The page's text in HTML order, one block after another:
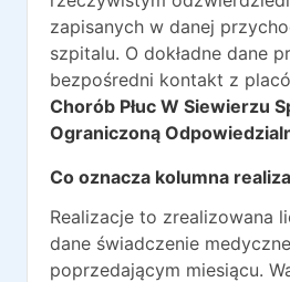
zapisanych w danej
szpitalu. O dokładne dane
bezpośredni kontakt z
Chorób Płuc W Siewierzu
Ograniczoną
Co oznacza kolumna
Realizacje to zrealizowana
dane świadczenie
poprzedającym miesiącu.